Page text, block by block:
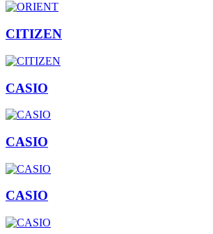
CITIZEN
CASIO
CASIO
CASIO